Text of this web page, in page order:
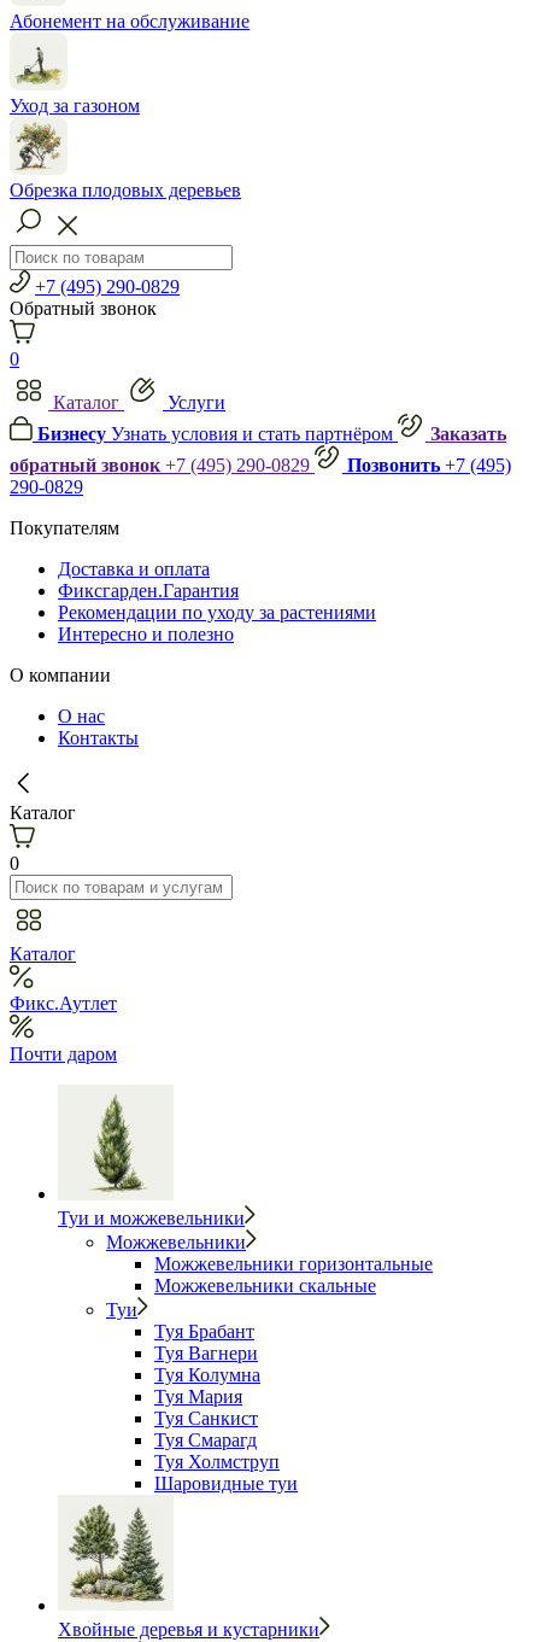
Абонемент на обслуживание
Уход за газоном
Обрезка плодовых деревьев
+7 (495) 290-0829
Обратный звонок
0
Каталог
Услуги
Бизнесу Узнать условия и стать партнёром
Заказать
обратный звонок +7 (495) 290-0829 Позвонить +7 (495)
290-0829
Покупателям
Доставка и оплата
Фиксгарден.Гарантия
Рекомендации по уходу за растениями
Интересно и полезно
О компании
О нас
Контакты
Каталог
0
Каталог
Фикс.Аутлет
Почти даром
Туи и можжевельники
Можжевельники
Можжевельники горизонтальные
Можжевельники скальные
Туи
Туя Брабант
Туя Вагнери
Туя Колумна
Туя Мария
Туя Санкист
Туя Смарагд
Туя Холмструп
Шаровидные туи
Хвойные деревья и кустарники